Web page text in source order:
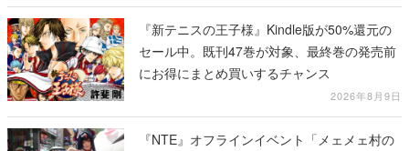
る
『新テニスの王子様』Kindle版が50%還元の
セール中。既刊47巻が対象、最終巻の発売前
にお得にまとめ買いするチャンス
2026年8月9日
『NTE』オフラインイベント「メェメェ村の